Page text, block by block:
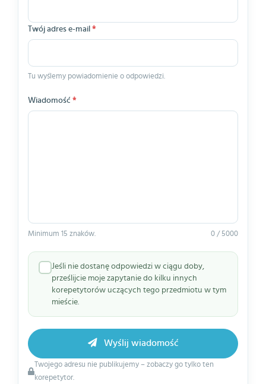
Twój adres e-mail *
Tu wyślemy powiadomienie o odpowiedzi.
Wiadomość *
Minimum 15 znaków. 0 / 5000
Jeśli nie dostanę odpowiedzi w ciągu doby,
prześlijcie moje zapytanie do kilku innych
korepetytorów uczących tego przedmiotu w tym
mieście.
Twojego adresu nie publikujemy – zobaczy go tylko ten
korepetytor.
Wyślij wiadomość